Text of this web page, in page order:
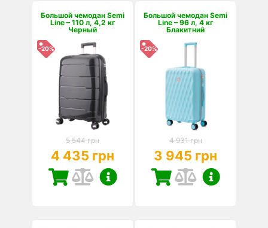
Большой чемодан Semi
Line – 110 л, 4,2 кг
Черный
-20%
5 544 грн
4 435 грн
Большой чемодан Semi
Line – 96 л, 4 кг
Блакитний
-20%
4 931 грн
3 945 грн